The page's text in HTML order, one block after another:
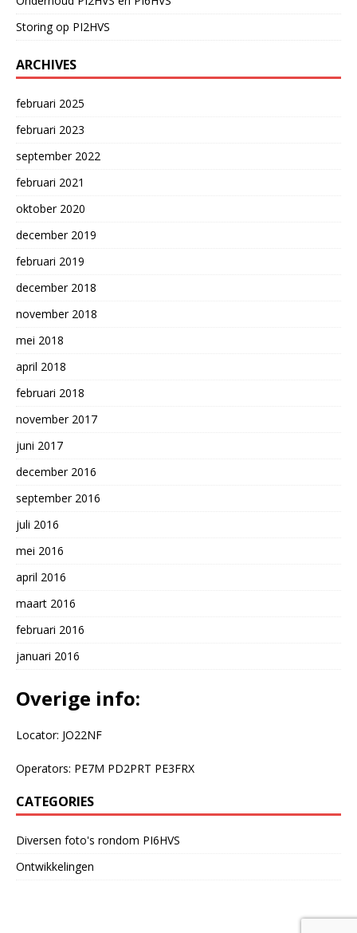
Storing op PI2HVS
ARCHIVES
februari 2025
februari 2023
september 2022
februari 2021
oktober 2020
december 2019
februari 2019
december 2018
november 2018
mei 2018
april 2018
februari 2018
november 2017
juni 2017
december 2016
september 2016
juli 2016
mei 2016
april 2016
maart 2016
februari 2016
januari 2016
Overige info:
Locator: JO22NF
Operators: PE7M PD2PRT PE3FRX
CATEGORIES
Diversen foto's rondom PI6HVS
Ontwikkelingen